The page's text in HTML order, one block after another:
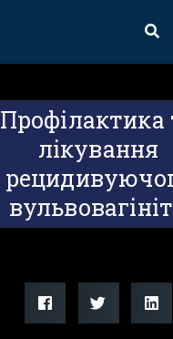
Профілактика
лікування